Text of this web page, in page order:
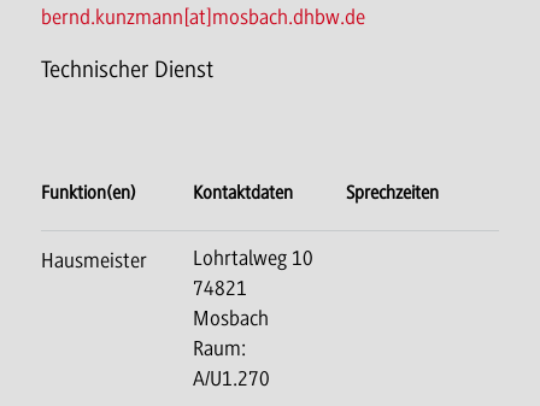
bernd.kunzmann[at]mosbach.dhbw.de
Technischer Dienst
Funktion(en) Kontaktdaten Sprechzeiten
Hausmeister
Lohrtalweg 10
74821
Mosbach
Raum:
A/U1.270